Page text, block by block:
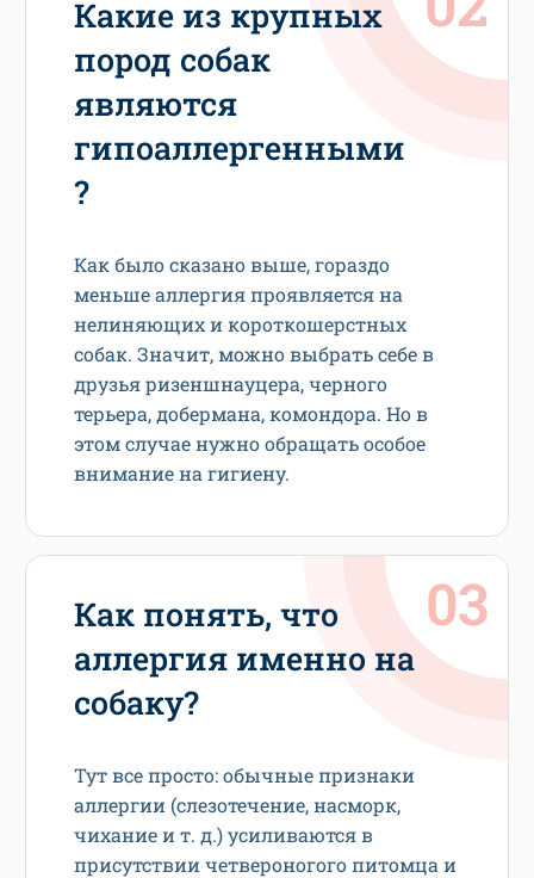
Какие из крупных
пород собак
являются
гипоаллергенными
?
Как было сказано выше, гораздо
меньше аллергия проявляется на
нелиняющих и короткошерстных
собак. Значит, можно выбрать себе в
друзья ризеншнауцера, черного
терьера, добермана, комондора. Но в
этом случае нужно обращать особое
внимание на гигиену.
Как понять, что
аллергия именно на
собаку?
Тут все просто: обычные признаки
аллергии (слезотечение, насморк,
чихание и т. д.) усиливаются в
присутствии четвероногого питомца и